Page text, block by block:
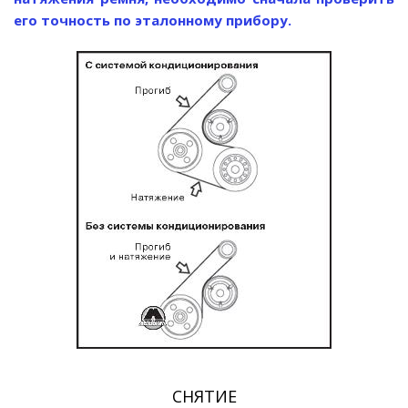
его точность по эталонному прибору.
СНЯТИЕ